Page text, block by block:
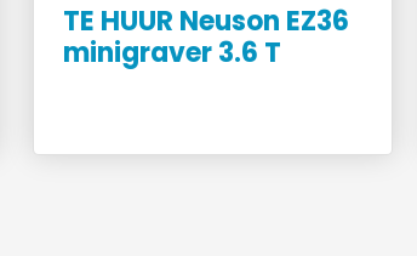
TE HUUR Neuson EZ36
minigraver 3.6 T